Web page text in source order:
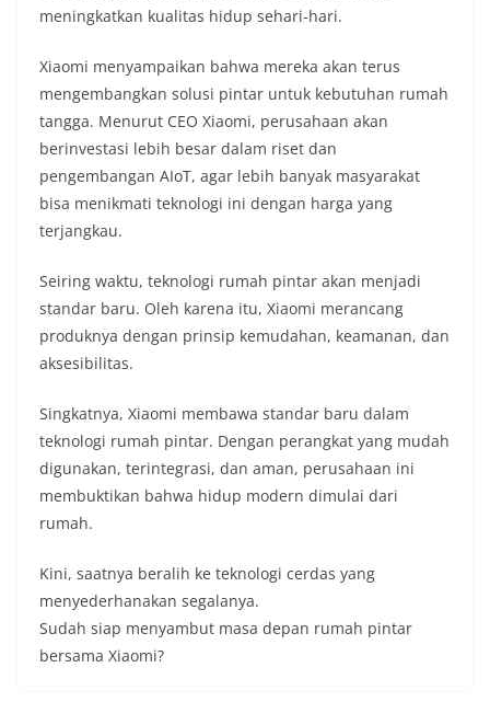
meningkatkan kualitas hidup sehari-hari.
Xiaomi menyampaikan bahwa mereka akan terus
mengembangkan solusi pintar untuk kebutuhan rumah
tangga. Menurut CEO Xiaomi, perusahaan akan
berinvestasi lebih besar dalam riset dan
pengembangan AIoT, agar lebih banyak masyarakat
bisa menikmati teknologi ini dengan harga yang
terjangkau.
Seiring waktu, teknologi rumah pintar akan menjadi
standar baru. Oleh karena itu, Xiaomi merancang
produknya dengan prinsip kemudahan, keamanan, dan
aksesibilitas.
Singkatnya, Xiaomi membawa standar baru dalam
teknologi rumah pintar. Dengan perangkat yang mudah
digunakan, terintegrasi, dan aman, perusahaan ini
membuktikan bahwa hidup modern dimulai dari
rumah.
Kini, saatnya beralih ke teknologi cerdas yang
menyederhanakan segalanya.
Sudah siap menyambut masa depan rumah pintar
bersama Xiaomi?